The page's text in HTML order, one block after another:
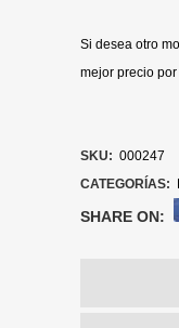
Si desea otro
mejor precio
SKU: 000247
CATEGORÍAS:
SHARE ON: